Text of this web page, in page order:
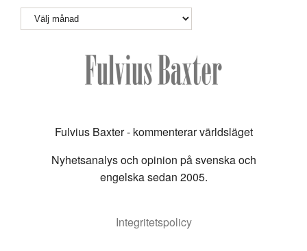
Arkiv
Fulvius Baxter - kommenterar världsläget
Nyhetsanalys och opinion på svenska och
engelska sedan 2005.
Integritetspolicy